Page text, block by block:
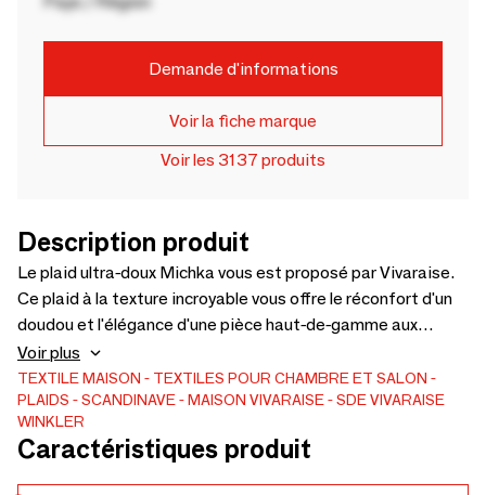
Demande d'informations
Voir la fiche marque
Voir les 3137 produits
Description produit
Le plaid ultra-doux Michka vous est proposé par Vivaraise.
Ce plaid à la texture incroyable vous offre le réconfort d'un
doudou et l'élégance d'une pièce haut-de-gamme aux
détails soignés. Ce couvre-lit moelleux se différencie des
autres par sa finition raffinée en coin capuchon et sa
conception double face. Le recto en microfibre polyester
est lumineux et le verso en poils plus longs imitation mouton
vous enveloppe de sa douceur pour une sensation de chaleur
diffuse. Mise à plat par-dessus la couette en hiver elle vous
Voir plus
TEXTILE MAISON
TEXTILES POUR CHAMBRE ET SALON
PLAIDS
SCANDINAVE
MAISON VIVARAISE - SDE VIVARAISE
WINKLER
Caractéristiques produit